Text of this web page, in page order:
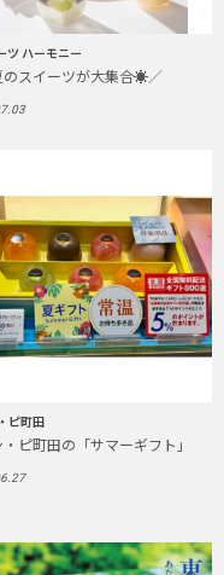
ツ ハーモニー
スイーツが大集合☀️／
ピ町田
・ピ町田の「サマーギフト」